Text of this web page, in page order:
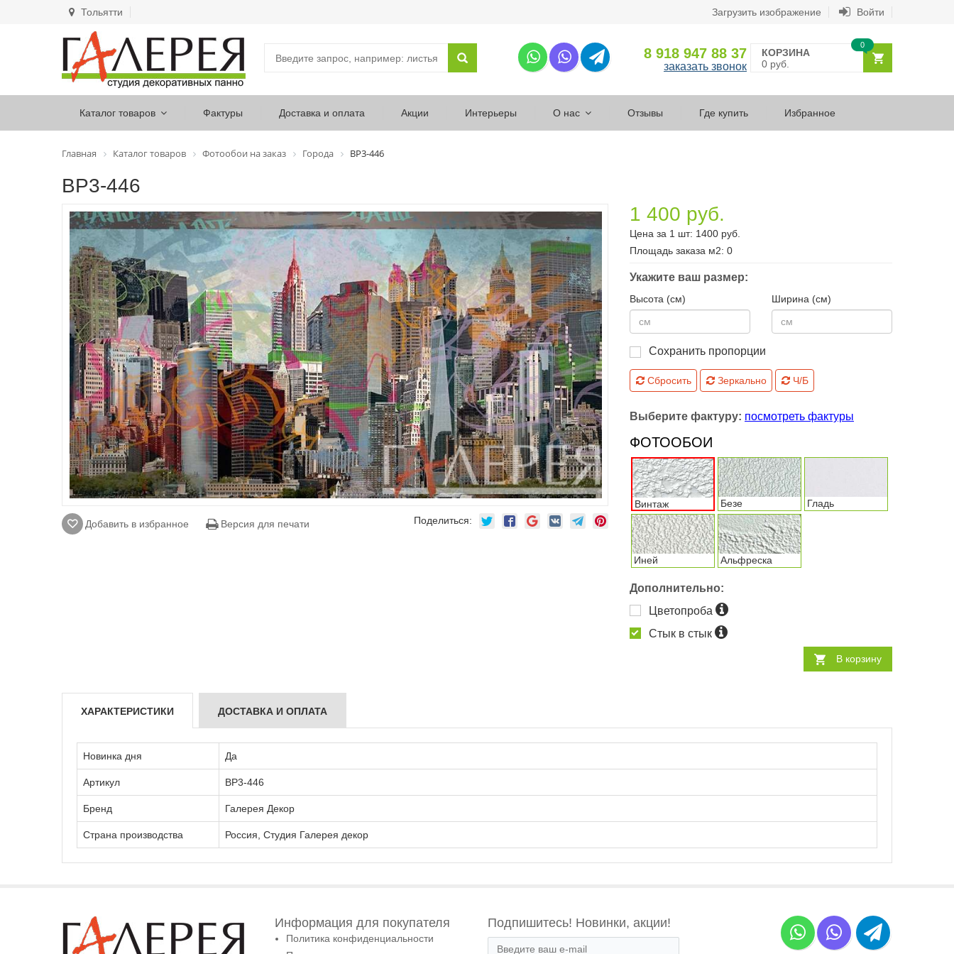
Тольятти Загрузить изображение Войти
8 918 947 88 37
заказать звонок
КОРЗИНА
0 руб.
0
Каталог товаров Фактуры Доставка и оплата Акции Интерьеры О нас Отзывы Где купить Избранное
Главная Каталог товаров Фотообои на заказ Города ВР3-446
ВР3-446
Добавить в избранное Версия для печати Поделиться:
1 400 руб.
Цена за 1 шт: 1400 руб.
Площадь заказа м2: 0
Укажите ваш размер:
Высота (см) Ширина (см)
Сохранить пропорции
Сбросить Зеркально Ч/Б
Выберите фактуру: посмотреть фактуры
ФОТООБОИ
Винтаж Безе Гладь
Иней Альфреска
Дополнительно:
Цветопроба
Стык в стык
В корзину
ХАРАКТЕРИСТИКИ ДОСТАВКА И ОПЛАТА
Новинка дня Да
Артикул ВР3-446
Бренд Галерея Декор
Страна производства Россия, Студия Галерея декор
Информация для покупателя
Политика конфиденциальности
Подпишитесь! Новинки, акции!